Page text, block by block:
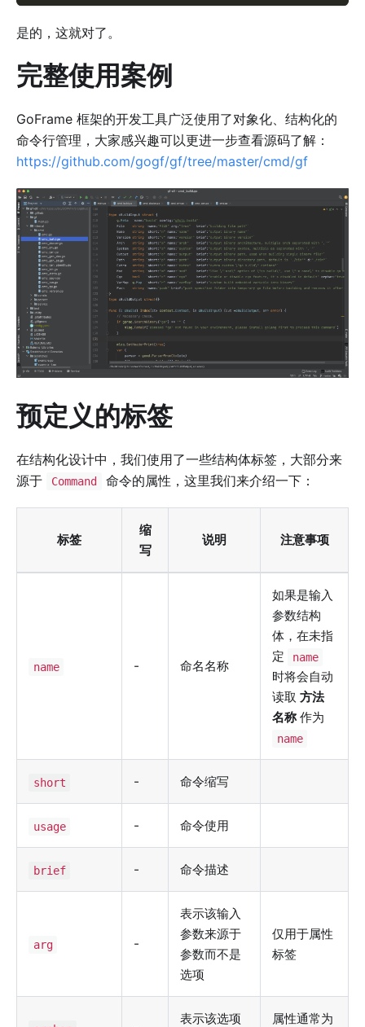
是的，这就对了。
完整使用案例
GoFrame 框架的开发工具广泛使用了对象化、结构化的
命令行管理，大家感兴趣可以更进一步查看源码了解：
https://github.com/gogf/gf/tree/master/cmd/gf
预定义的标签
在结构化设计中，我们使用了一些结构体标签，大部分来
源于
Command 命令的属性，这里我们来介绍一下：
标签
缩
写
说明 注意事项
name - 命名名称
如果是输入
参数结构
体，在未指
定
name
时将会自动
读取方法
名称作为
name
short - 命令缩写
usage - 命令使用
brief - 命令描述
arg -
表示该输入
参数来源于
参数而不是
选项
仅用于属性
标签
表示该选项
属性通常为